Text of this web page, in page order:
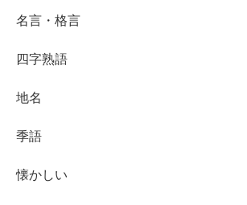
名言・格言
四字熟語
地名
季語
懐かしい